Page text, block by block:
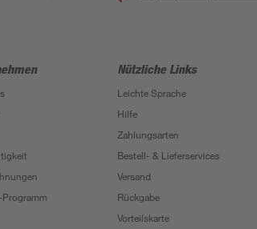
Nützliche Links
Leichte Sprache
Hilfe
Zahlungsarten
Bestell- & Lieferservices
Versand
Rückgabe
Vorteilskarte